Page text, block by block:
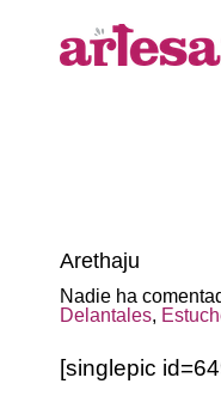
Arethaju
Nadie ha
Delantales,
[singlepic